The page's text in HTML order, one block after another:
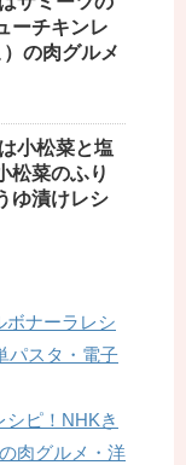
ーチキンレ
の肉グルメ
小松菜と塩
松菜のふり
ゆ漬けレシ
ボナーラレシ
パスタ・電子
ピ！NHKき
肉グルメ・洋